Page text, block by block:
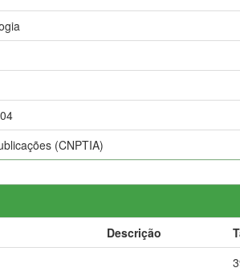
(CNPTIA)
Descrição